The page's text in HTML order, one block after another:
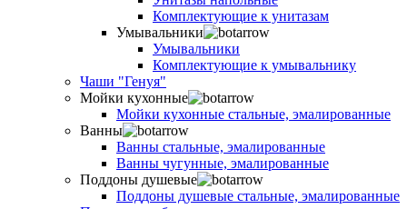
Комплектующие к унитазам
Умывальники
Умывальники
Комплектующие к умывальнику
Чаши "Генуя"
Мойки кухонные
Мойки кухонные стальные, эмалированные
Ванны
Ванны стальные, эмалированные
Ванны чугунные, эмалированные
Поддоны душевые
Поддоны душевые стальные, эмалированные